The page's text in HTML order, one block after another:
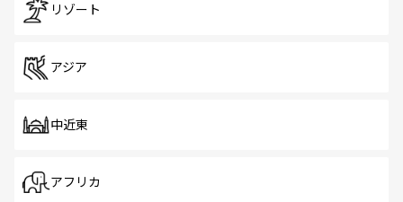
リゾート
アジア
中近東
アフリカ